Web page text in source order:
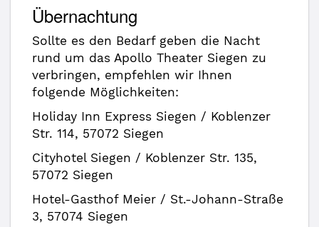
Übernachtung
Sollte es den Bedarf geben die Nacht
rund um das Apollo Theater Siegen zu
verbringen, empfehlen wir Ihnen
folgende Möglichkeiten:
Holiday Inn Express Siegen / Koblenzer
Str. 114, 57072 Siegen
Cityhotel Siegen / Koblenzer Str. 135,
57072 Siegen
Hotel-Gasthof Meier / St.-Johann-Straße
3, 57074 Siegen